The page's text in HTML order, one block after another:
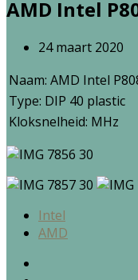
AMD Intel
24 maart 2020
Naam: AMD Intel
Type: DIP 40 plastic
Kloksnelheid: MHz
Intel
AMD